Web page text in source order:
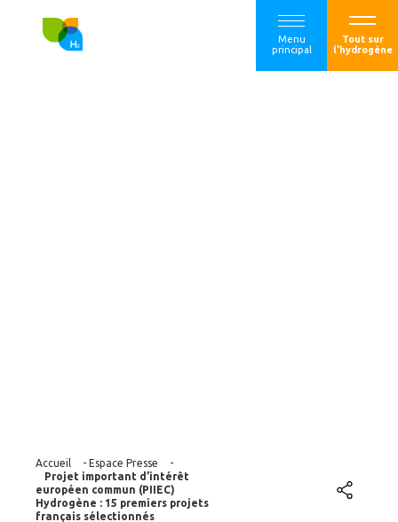
Menu
principal
Tout sur
l'hydrogène
Accueil - Espace Presse
-
Projet important d’intérêt
européen commun (PIIEC)
Hydrogène : 15 premiers projets
français sélectionnés